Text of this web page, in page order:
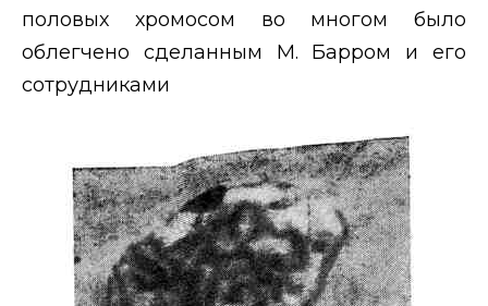
половых хромосом во многом было
облегчено сделанным М. Барром и его
сотрудниками